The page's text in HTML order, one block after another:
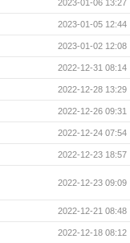
2023-01-06 13:27
2023-01-05 12:44
2023-01-02 12:08
2022-12-31 08:14
2022-12-28 13:29
2022-12-26 09:31
2022-12-24 07:54
2022-12-23 18:57
2022-12-23 09:09
2022-12-21 08:48
2022-12-18 08:12